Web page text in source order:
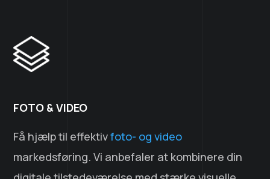
FOTO & VIDEO
Få hjælp til effektivfoto- og video
markedsføring. Vi anbefaler at kombinere din